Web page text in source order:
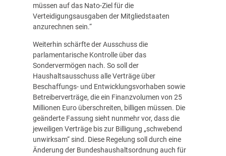
müssen auf das Nato-Ziel für die
Verteidigungsausgaben der Mitgliedstaaten
anzurechnen sein.“
Weiterhin schärfte der Ausschuss die
parlamentarische Kontrolle über das
Sondervermögen nach. So soll der
Haushaltsausschuss alle Verträge über
Beschaffungs- und Entwicklungsvorhaben sowie
Betreiberverträge, die ein Finanzvolumen von 25
Millionen Euro überschreiten, billigen müssen. Die
geänderte Fassung sieht nunmehr vor, dass die
jeweiligen Verträge bis zur Billigung „schwebend
unwirksam“ sind. Diese Regelung soll durch eine
Änderung der Bundeshaushaltsordnung auch für